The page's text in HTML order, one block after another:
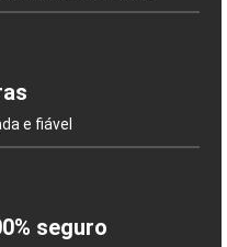
e fiável
seguro